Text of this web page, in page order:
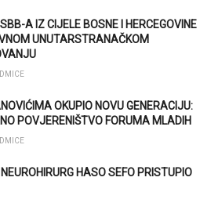
A IZ CIJELE BOSNE I HERCEGOVINE
UNUTARSTRANAČKOM
OKUPIO NOVU GENERACIJU:
POVJERENIŠTVO FORUMA MLADIH
HASO SEFO PRISTUPIO